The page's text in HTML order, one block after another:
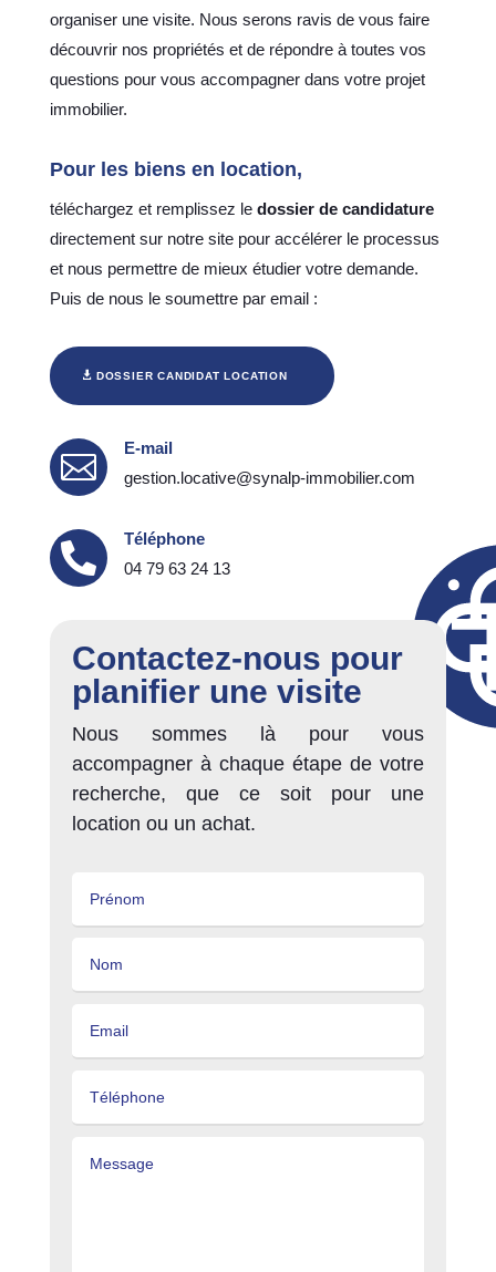
organiser une visite. Nous serons ravis de vous faire
découvrir nos propriétés et de répondre à toutes vos
questions pour vous accompagner dans votre projet
immobilier.
Pour les biens en location,
téléchargez et remplissez le dossier de candidature
directement sur notre site pour accélérer le processus
et nous permettre de mieux étudier votre demande.
Puis de nous le soumettre par email :
DOSSIER CANDIDAT LOCATION

E-mail
gestion.locative@synalp-immobilier.com

Téléphone
04 79 63 24 13
Contactez-nous pour
planifier une visite
Nous sommes là pour vous
accompagner à chaque étape de votre
recherche, que ce soit pour une
location ou un achat.